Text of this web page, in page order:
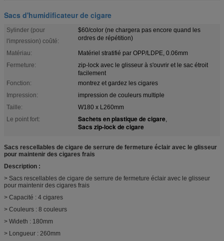
Sacs d'humidificateur de cigare
Sylinder (pour
l'impression) coûté:
$60/color (ne chargera pas encore quand les
ordres de répétition)
Matériau:
Matériel stratifié par OPP/LDPE, 0.06mm
Fermeture:
zip-lock avec le glisseur à s'ouvrir et le sac étroit
facilement
Fonction:
montrez et gardez les cigares
Impression:
impression de couleurs multiple
Taille:
W180 x L260mm
Le point fort:
Sachets en plastique de cigare,
Sacs zip-lock de cigare
Sacs rescellables de cigare de serrure de fermeture éclair avec le glisseur
pour maintenir des cigares frais
Description :
> Sacs rescellables de cigare de serrure de fermeture éclair avec le glisseur
pour maintenir des cigares frais
> Capacité : 4 cigares
> Couleurs : 8 couleurs
> Wideth : 180mm
> Longueur : 260mm